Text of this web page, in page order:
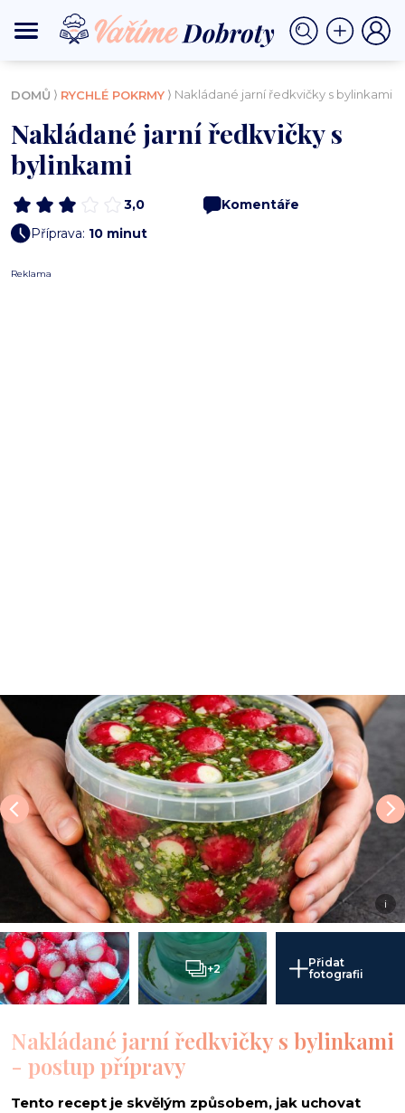
DOMŮ ⟩ RYCHLÉ POKRMY ⟩ Nakládané jarní ředkvičky s bylinkami
Nakládané jarní ředkvičky s
bylinkami
3,0
Komentáře
Příprava: 10 minut
Reklama
i
+2
Přidat
fotografii
Nakládané jarní ředkvičky s bylinkami
- postup přípravy
Tento recept je skvělým způsobem, jak uchovat